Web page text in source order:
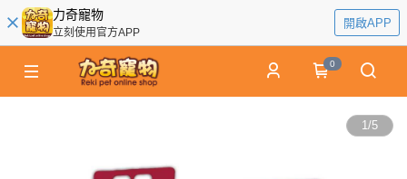
力奇寵物
立刻使用官方APP
開啟APP
0
1/5